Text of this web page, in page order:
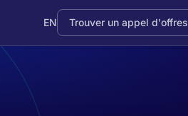
EN Trouver un appel d'offres